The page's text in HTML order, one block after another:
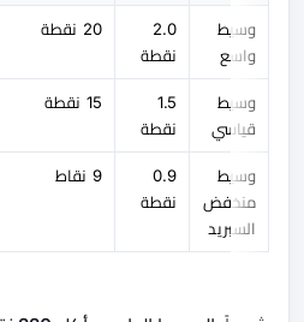
وسيط
واسع
2.0
نقطة
20 نقطة
وسيط
قياسي
1.5
نقطة
15 نقطة
وسيط
منخفض
السبريد
0.9
نقطة
9 نقاط